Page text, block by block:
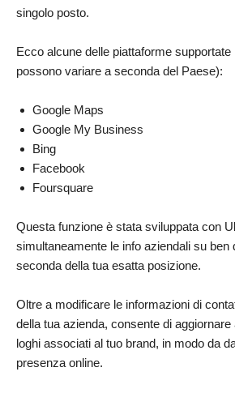
singolo posto.
Ecco alcune delle piattaforme
possono variare a seconda del Paese):
Google Maps
Google My Business
Bing
Facebook
Foursquare
Questa funzione è stata sviluppata con
simultaneamente le info aziendali su ben
seconda della tua esatta posizione.
Oltre a modificare le informazioni di
della tua azienda, consente di
loghi associati al tuo brand, in modo da
presenza online.